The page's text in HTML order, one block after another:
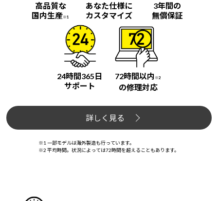
高品質な
国内生産※1
あなた仕様に
カスタマイズ
3年間の
無償保証
24時間365日
サポート
72時間以内 ※2
の修理対応
詳しく見る
※1 一部モデルは海外製造も行っています。
※2 平均時間。状況によっては72時間を超えることもあります。